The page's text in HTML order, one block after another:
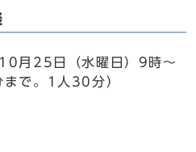
月25日（水曜日）9時～
で。1人30分）